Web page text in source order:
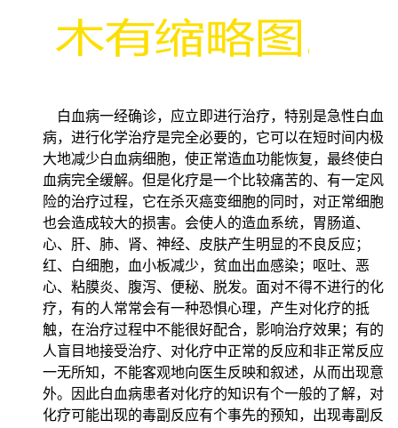
白血病一经确诊，应立即进行治疗，特别是急性白血
病，进行化学治疗是完全必要的，它可以在短时间内极
大地减少白血病细胞，使正常造血功能恢复，最终使白
血病完全缓解。但是化疗是一个比较痛苦的、有一定风
险的治疗过程，它在杀灭癌变细胞的同时，对正常细胞
也会造成较大的损害。会使人的造血系统，胃肠道、
心、肝、肺、肾、神经、皮肤产生明显的不良反应；
红、白细胞，血小板减少，贫血出血感染；呕吐、恶
心、粘膜炎、腹泻、便秘、脱发。面对不得不进行的化
疗，有的人常常会有一种恐惧心理，产生对化疗的抵
触，在治疗过程中不能很好配合，影响治疗效果；有的
人盲目地接受治疗、对化疗中正常的反应和非正常反应
一无所知，不能客观地向医生反映和叙述，从而出现意
外。因此白血病患者对化疗的知识有个一般的了解，对
化疗可能出现的毒副反应有个事先的预知，出现毒副反